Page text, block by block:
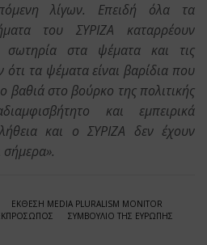
λίγων. Επειδή όλα τα
του ΣΥΡΙΖΑ καταρρέουν
σωτηρία στα ψέματα και τις
ότι τα ψέματα είναι βαρίδια που
βαθιά στο βούρκο της πολιτικής
και εμπειρικά
και ο ΣΥΡΙΖΑ δεν έχουν
σήμερα».
ΕΚΘΕΣΗ MEDIA PLURALISM MONITOR
ΣΥΜΒΟΥΛΙΟ ΤΗΣ ΕΥΡΩΠΗΣ